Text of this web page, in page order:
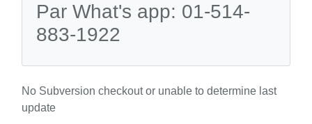
Par What's app: 01-514-
883-1922
No Subversion checkout or unable to determine last
update